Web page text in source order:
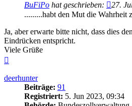
BuFiPo hat geschrieben:
27.
.........habt den Mut die Wahrheit
Ja, aber erwarte bitte nicht, dass dies
Eindrücken entspricht.
Viele Grüße
deerhunter
Beiträge: 91
Registriert: 5. Jun 2023, 09:34